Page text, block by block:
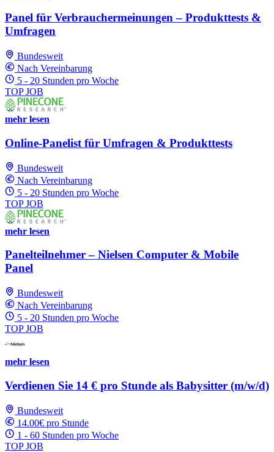
Panel für Verbrauchermeinungen – Produkttests &
Umfragen
Bundesweit
Nach Vereinbarung
5 - 20 Stunden pro Woche
TOP JOB
mehr lesen
Online-Panelist für Umfragen & Produkttests
Bundesweit
Nach Vereinbarung
5 - 20 Stunden pro Woche
TOP JOB
mehr lesen
Panelteilnehmer – Nielsen Computer & Mobile
Panel
Bundesweit
Nach Vereinbarung
5 - 20 Stunden pro Woche
TOP JOB
mehr lesen
Verdienen Sie 14 € pro Stunde als Babysitter (m/w/d)
Bundesweit
14.00€ pro Stunde
1 - 60 Stunden pro Woche
TOP JOB